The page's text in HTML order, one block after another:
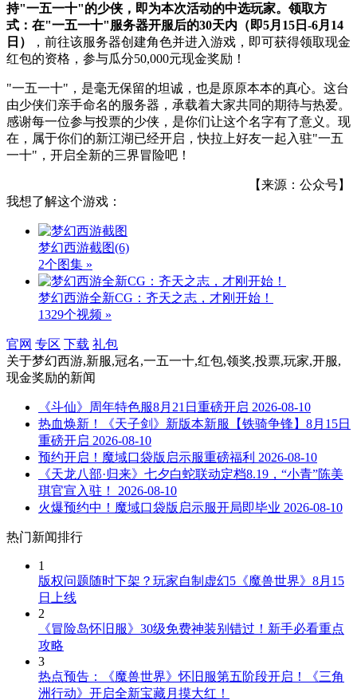
持"一五一十"的少侠，即为本次活动的中选玩家。 领取方
式：在"一五一十"服务器开服后的30天内 （即5月15日-6月14
日）
，前往该服务器创建角色并进入游戏，即可获得领取现金
红包的资格，参与瓜分50,000元现金奖励！
"一五一十"，是毫无保留的坦诚，也是原原本本的真心。这台
由少侠们亲手命名的服务器，承载着大家共同的期待与热爱。
感谢每一位参与投票的少侠，是你们让这个名字有了意义。现
在，属于你们的新江湖已经开启，快拉上好友一起入驻"一五
一十"，开启全新的三界冒险吧！
【来源：公众号】
我想了解这个游戏：
梦幻西游截图(6)
2个图集 »
梦幻西游全新CG：齐天之志，才刚开始！
1329个视频 »
官网 专区 下载 礼包
关于梦幻西游,新服,冠名,一五一十,红包,领奖,投票,玩家,开服,
现金奖励的新闻
《斗仙》周年特色服8月21日重磅开启 2026-08-10
热血焕新！《天子剑》新版本新服【铁骑争锋】8月15日
重磅开启 2026-08-10
预约开启！魔域口袋版启示服重磅福利 2026-08-10
《天龙八部·归来》七夕白蛇联动定档8.19，“小青”陈美
琪官宣入驻！
2026-08-10
火爆预约中！魔域口袋版启示服开局即毕业 2026-08-10
热门新闻排行
1
版权问题随时下架？玩家自制虚幻5《魔兽世界》8月15
日上线
2
《冒险岛怀旧服》30级免费神装别错过！新手必看重点
攻略
3
热点预告：《魔兽世界》怀旧服第五阶段开启！《三角
洲行动》开启全新宝藏月摸大红！